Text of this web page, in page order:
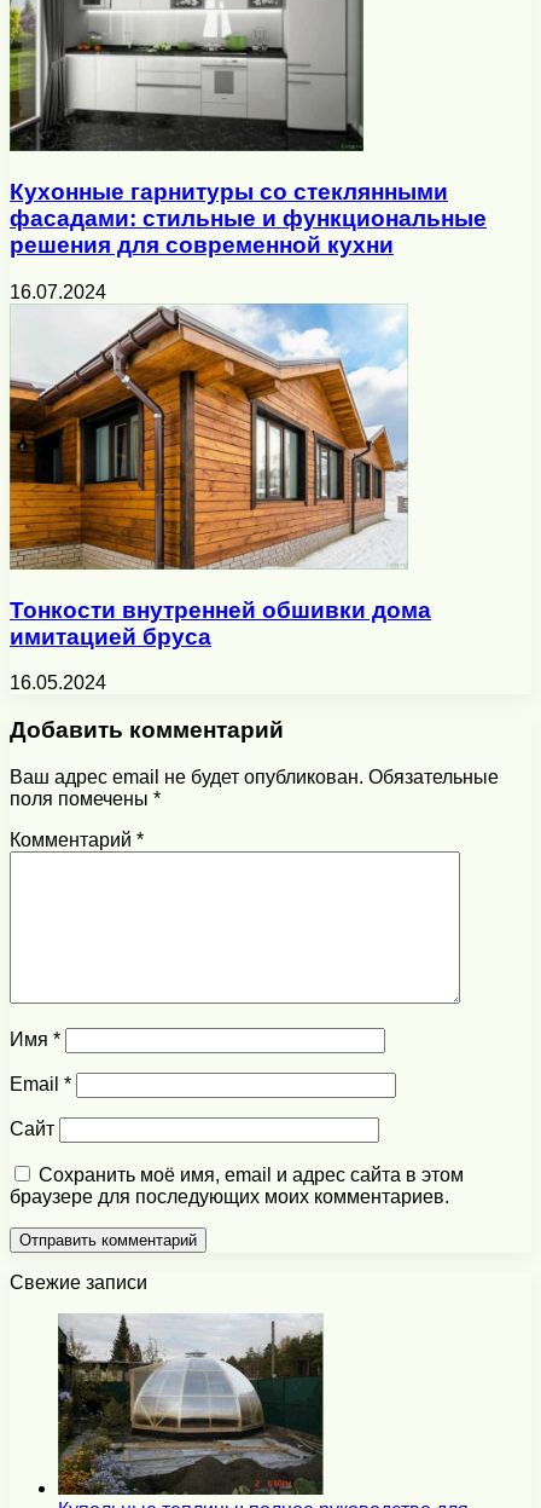
Кухонные гарнитуры со стеклянными
фасадами: стильные и функциональные
решения для современной кухни
16.07.2024
Тонкости внутренней обшивки дома
имитацией бруса
16.05.2024
Добавить комментарий
Ваш адрес email не будет опубликован. Обязательные
поля помечены *
Комментарий *
Имя *
Email *
Сайт
Сохранить моё имя, email и адрес сайта в этом
браузере для последующих моих комментариев.
Свежие записи